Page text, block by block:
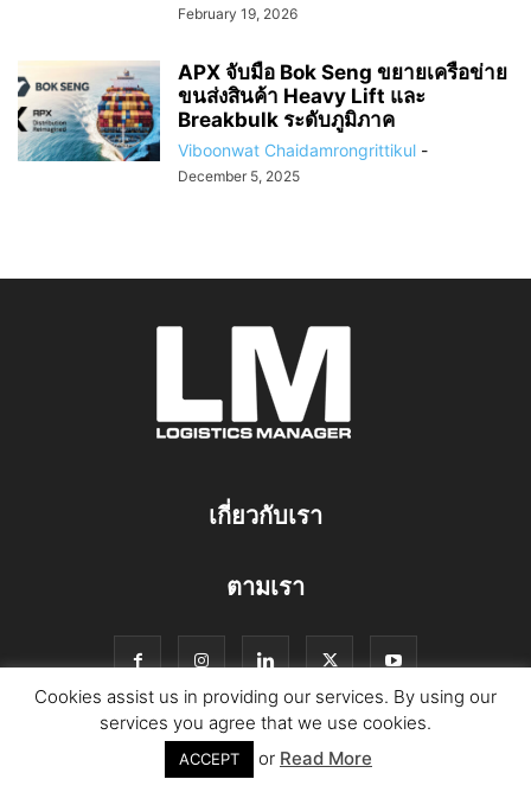
February 19, 2026
APX จับมือ Bok Seng ขยายเครือข่าย
ขนส่งสินค้า Heavy Lift และ
Breakbulk ระดับภูมิภาค
Viboonwat Chaidamrongrittikul -
December 5, 2025
เกี่ยวกับเรา
ตามเรา
© Copyright Logistics Manager
Cookies assist us in providing our services. By using our
services you agree that we use cookies.
ACCEPT or Read More